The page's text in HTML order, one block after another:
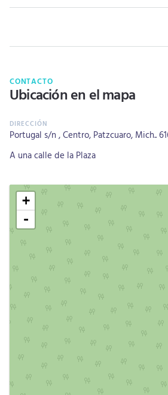
CONTACTO
Ubicación en el mapa
Portugal s/n , Centro, Patzcuaro, Mich..
A una calle de la Plaza
+
-